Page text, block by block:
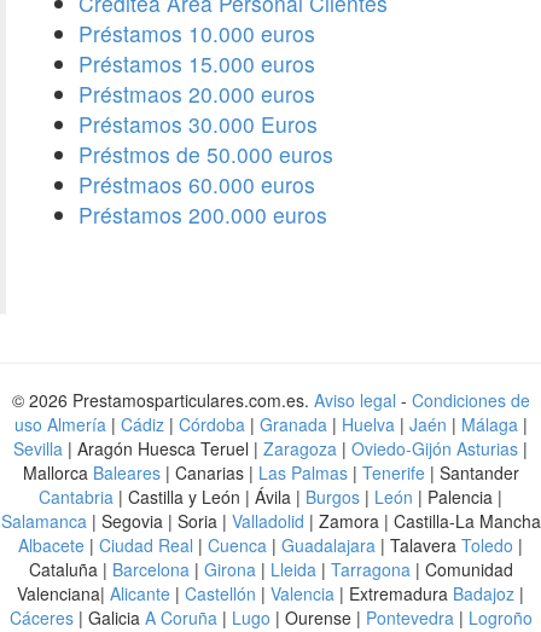
Préstamos 10.000 euros
Préstamos 15.000 euros
Préstmaos 20.000 euros
Préstamos 30.000 Euros
Préstmos de 50.000 euros
Préstmaos 60.000 euros
Préstamos 200.000 euros
© 2026 Prestamosparticulares.com.es. Aviso legal - Condiciones de
uso Almería| Cádiz| Córdoba| Granada| Huelva| Jaén | Málaga|
Sevilla | Aragón Huesca Teruel | Zaragoza | Oviedo-Gijón Asturias |
Mallorca Baleares| Canarias | Las Palmas| Tenerife| Santander
Cantabria | Castilla y León | Ávila | Burgos | León | Palencia |
Salamanca| Segovia | Soria | Valladolid | Zamora | Castilla-La Mancha
Albacete | Ciudad Real | Cuenca | Guadalajara | Talavera Toledo |
Cataluña | Barcelona| Girona| Lleida | Tarragona| Comunidad
Valenciana| Alicante | Castellón | Valencia | Extremadura Badajoz |
Cáceres | Galicia A Coruña| Lugo | Ourense | Pontevedra| Logroño